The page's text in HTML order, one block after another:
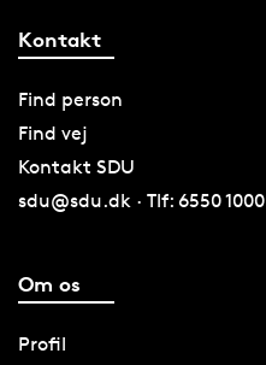
Kontakt
Find person
Find vej
Kontakt SDU
sdu@sdu.dk · Tlf: 6550 1000
Om os
Profil